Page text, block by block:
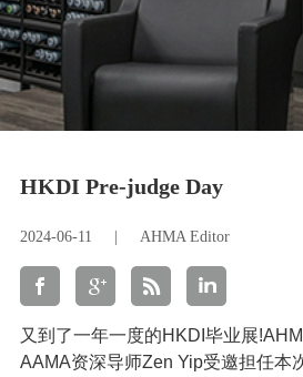
HKDI Pre-judge Day
2024-06-11 AHMA Editor
又到了一年一度的HKDI毕业展
AAMA资深导师Zen Yip受邀担任本